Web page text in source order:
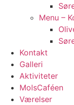
Menu –
Kontakt
Galleri
Aktiviteter
MolsCaféen
Værelser